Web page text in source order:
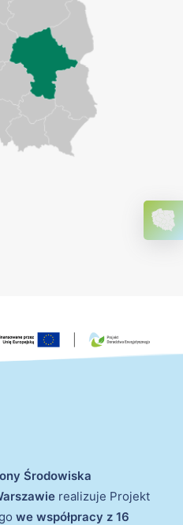
Środowiska
realizuje Projekt
we współpracy z 16